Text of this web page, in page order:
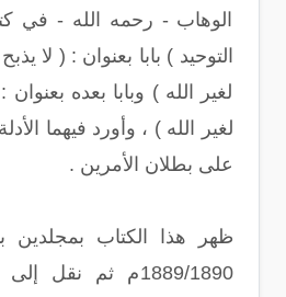
الوهاب - رحمه الله - في
التوحيد ) بابا بعنوان : ( لا
لغير الله ) وبابا بعده
لغير الله ) ، وأورد فيهما
على بطلان الأمرين .
ظهر هذا الكتاب بمجلدين
1889/1890م ثم نقل